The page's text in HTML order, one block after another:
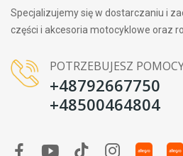
Specjalizujemy się w dostarczaniu i
części i akcesoria motocyklowe oraz
POTRZEBUJESZ
+48792667750
+48500464804